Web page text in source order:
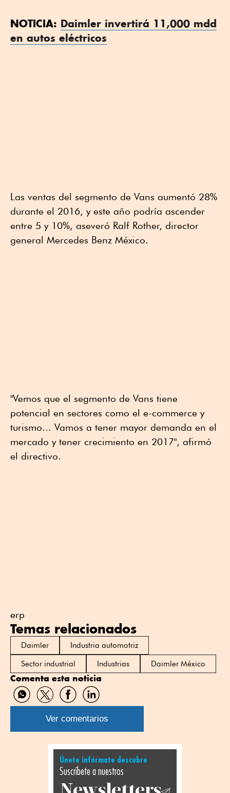
NOTICIA: Daimler invertirá 11,000 mdd
en autos eléctricos
Las ventas del segmento de Vans aumentó 28%
durante el 2016, y este año podría ascender
entre 5 y 10%, aseveró Ralf Rother, director
general Mercedes Benz México.
"Vemos que el segmento de Vans tiene
potencial en sectores como el e-commerce y
turismo... Vamos a tener mayor demanda en el
mercado y tener crecimiento en 2017", afirmó
el directivo.
erp
Temas relacionados
Daimler
Industria automotriz
Sector industrial
Industrias Daimler México
Comenta esta noticia
Compartir
por
WhatsApp
Compartir
por
Twitter
Compartir
por
Facebook
Compartir
por
Linkedin
Ver comentarios
Únete infórmate descubre
Suscríbete a nuestros